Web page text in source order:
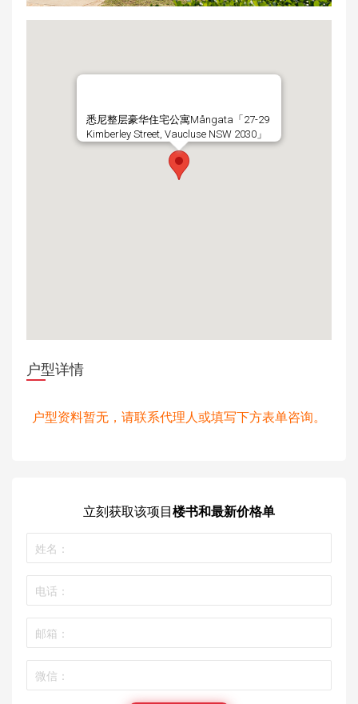
悉尼整层豪华住宅公寓Mångata「27-29
Kimberley Street, Vaucluse NSW 2030」
户型详情
户型资料暂无，请联系代理人或填写下方表单咨询。
立刻获取该项目楼书和最新价格单